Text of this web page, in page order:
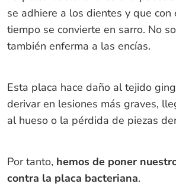
se adhiere a los dientes y que
tiempo se convierte en sarro. No
también enferma a las encías.
Esta placa hace daño al tejido
derivar en lesiones más graves,
al hueso o la pérdida de piezas
Por tanto, hemos de poner
contra la placa bacteriana.